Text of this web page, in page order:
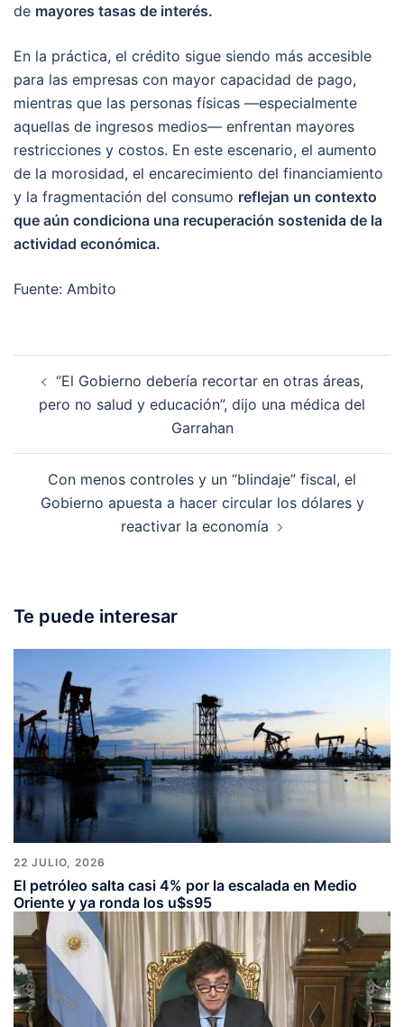
de mayores tasas de interés.
En la práctica, el crédito sigue siendo más accesible
para las empresas con mayor capacidad de pago,
mientras que las personas físicas —especialmente
aquellas de ingresos medios— enfrentan mayores
restricciones y costos. En este escenario, el aumento
de la morosidad, el encarecimiento del financiamiento
y la fragmentación del consumo reflejan un contexto
que aún condiciona una recuperación sostenida de la
actividad económica.
Fuente: Ambito
navigation
“El Gobierno debería recortar en otras áreas,
pero no salud y educación”, dijo una médica del
Garrahan
Con menos controles y un “blindaje” fiscal, el
Gobierno apuesta a hacer circular los dólares y
reactivar la economía
Te puede interesar
22 JULIO, 2026
El petróleo salta casi 4% por la escalada en Medio
Oriente y ya ronda los u$s95